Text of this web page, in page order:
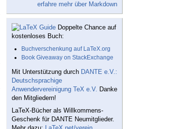
erfahre mehr über Markdown
Doppelte Chance auf
kostenloses Buch:
Buchverschenkung auf LaTeX.org
Book Giveaway on StackExchange
Mit Unterstützung durch DANTE e.V.:
Deutschsprachige
Anwendervereinigung TeX e.V. Danke
den Mitgliedern!
LaTeX-Bücher als Willkommens-
Geschenk für DANTE Neumitglieder.